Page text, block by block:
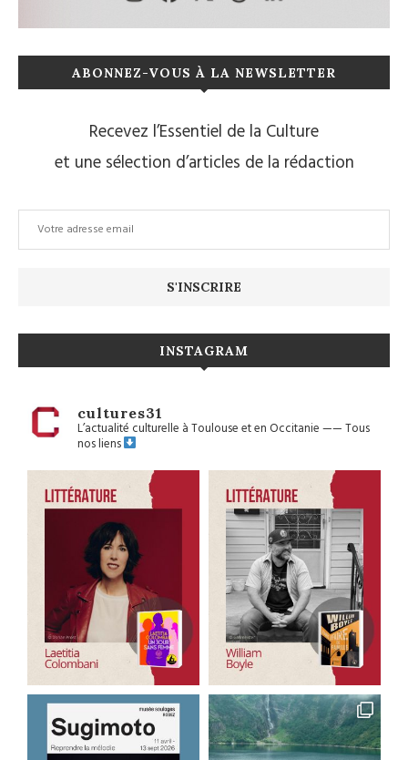
ABONNEZ-VOUS À LA NEWSLETTER
Recevez l’Essentiel de la Culture
et une sélection d’articles de la rédaction
INSTAGRAM
cultures31
L’actualité culturelle à Toulouse et en Occitanie——Tous
nos liens